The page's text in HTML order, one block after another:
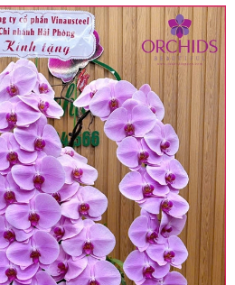
ship giao trong nội thành,
theo yêu cầu khách
kết với các cửa hàng
vụ giao hoa tận nơi, mỗi
khác nhau (tùy vào chi
vật liệu,..) nên giá có thể sẽ
yết trên website. Khách
vui lòng chủ động hỏi lại
shop sẽ chủ động báo giá
giao hàng cụ thể.